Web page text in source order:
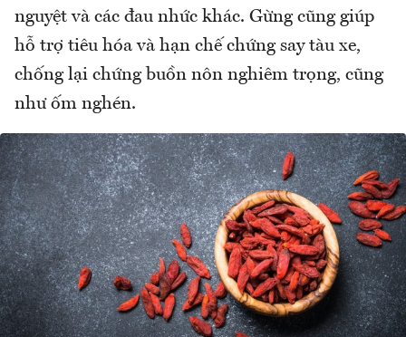
nguyệt và các đau nhức khác. Gừng cũng giúp
hỗ trợ tiêu hóa và hạn chế chứng say tàu xe,
chống lại chứng buồn nôn nghiêm trọng, cũng
như ốm nghén.